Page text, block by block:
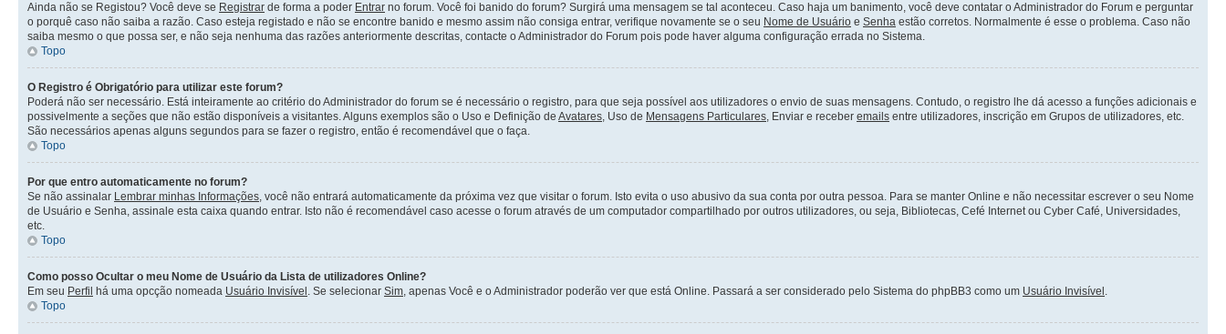
Ainda não se Registou? Você deve se Registrar de forma a poder Entrar no forum. Você foi banido do forum? Surgirá uma mensagem se tal aconteceu. Caso haja um banimento, você deve contatar o Administrador do Forum e perguntar
o porquê caso não saiba a razão. Caso esteja registado e não se encontre banido e mesmo assim não consiga entrar, verifique novamente se o seu Nome de Usuário e Senha estão corretos. Normalmente é esse o problema. Caso não
saiba mesmo o que possa ser, e não seja nenhuma das razões anteriormente descritas, contacte o Administrador do Forum pois pode haver alguma configuração errada no Sistema.
Topo
O Registro é Obrigatório para utilizar este forum?
Poderá não ser necessário. Está inteiramente ao critério do Administrador do forum se é necessário o registro, para que seja possível aos utilizadores o envio de suas mensagens. Contudo, o registro lhe dá acesso a funções adicionais e
possivelmente a seções que não estão disponíveis a visitantes. Alguns exemplos são o Uso e Definição de Avatares, Uso de Mensagens Particulares, Enviar e receber emails entre utilizadores, inscrição em Grupos de utilizadores, etc.
São necessários apenas alguns segundos para se fazer o registro, então é recomendável que o faça.
Topo
Por que entro automaticamente no forum?
Se não assinalar Lembrar minhas Informações, você não entrará automaticamente da próxima vez que visitar o forum. Isto evita o uso abusivo da sua conta por outra pessoa. Para se manter Online e não necessitar escrever o seu Nome
de Usuário e Senha, assinale esta caixa quando entrar. Isto não é recomendável caso acesse o forum através de um computador compartilhado por outros utilizadores, ou seja, Bibliotecas, Cefé Internet ou Cyber Café, Universidades,
etc.
Topo
Como posso Ocultar o meu Nome de Usuário da Lista de utilizadores Online?
Em seu Perfil há uma opcção nomeada Usuário Invisível . Se selecionar Sim, apenas Você e o Administrador poderão ver que está Online. Passará a ser considerado pelo Sistema do phpBB3 como um Usuário Invisível .
Topo